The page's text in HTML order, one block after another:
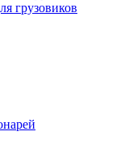
грузовиков